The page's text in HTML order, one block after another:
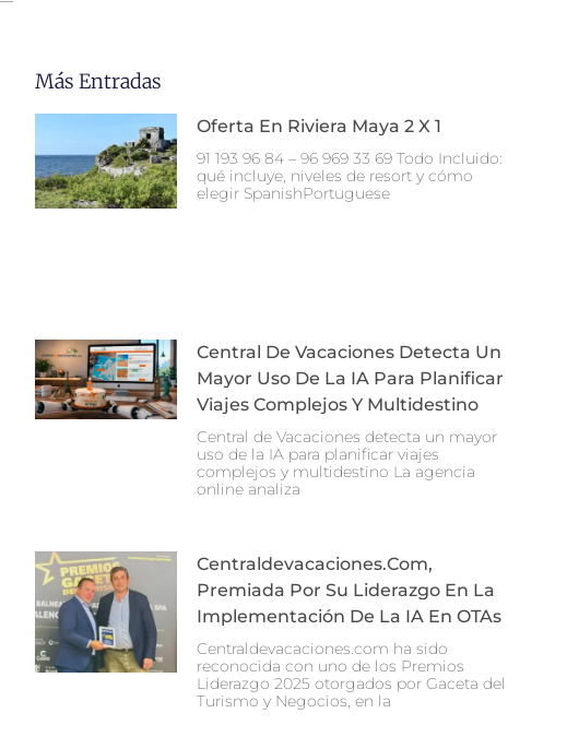
Más Entradas
Oferta En Riviera Maya 2 X 1
91 193 96 84 – 96 969 33 69 Todo Incluido:
qué incluye, niveles de resort y cómo
elegir SpanishPortuguese
Central De Vacaciones Detecta Un
Mayor Uso De La IA Para Planificar
Viajes Complejos Y Multidestino
Central de Vacaciones detecta un mayor
uso de la IA para planificar viajes
complejos y multidestino La agencia
online analiza
Centraldevacaciones.com,
Premiada Por Su Liderazgo En La
Implementación De La IA En OTAs
Centraldevacaciones.com ha sido
reconocida con uno de los Premios
Liderazgo 2025 otorgados por Gaceta del
Turismo y Negocios, en la